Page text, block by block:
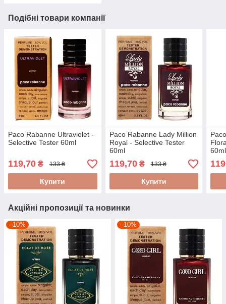
Подібні товари компанії
Paco Rabanne Ultraviolet -
Selective Tester 60ml
119,70 ₴ 133 ₴
Купити
Paco Rabanne Lady Million
Royal - Selective Tester
60ml
119,70₴ 133 ₴
Купити
60ml
Акційні пропозиції та новинки
–10% –10%